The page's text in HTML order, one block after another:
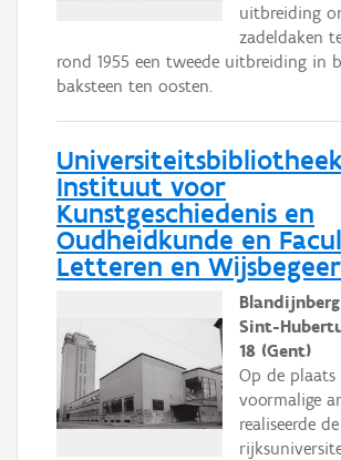
uitbreiding
zadeldaken
rond 1955 een tweede uitbreiding in
baksteen ten oosten.
Instituut voor
Kunstgeschiedenis en
Oudheidkunde en
Letteren en
Sint-
18 (Gent)
Op de plaats
voormalige
realiseerde de